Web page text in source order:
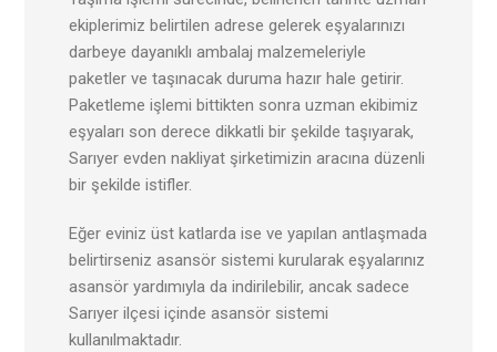
ekiplerimiz belirtilen adrese gelerek eşyalarınızı
darbeye dayanıklı ambalaj malzemeleriyle
paketler ve taşınacak duruma hazır hale getirir.
Paketleme işlemi bittikten sonra uzman ekibimiz
eşyaları son derece dikkatli bir şekilde taşıyarak,
Sarıyer evden nakliyat şirketimizin aracına düzenli
bir şekilde istifler.
Eğer eviniz üst katlarda ise ve yapılan antlaşmada
belirtirseniz asansör sistemi kurularak eşyalarınız
asansör yardımıyla da indirilebilir, ancak sadece
Sarıyer ilçesi içinde asansör sistemi
kullanılmaktadır.